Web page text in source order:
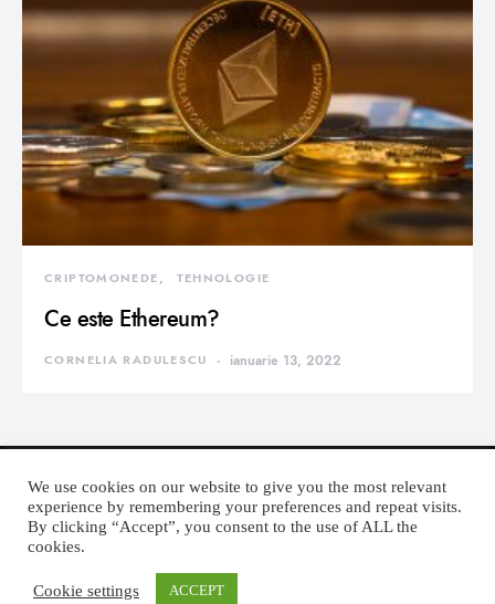
CRIPTOMONEDE TEHNOLOGIE
Ce este Ethereum?
CORNELIA RADULESCU ianuarie 13, 2022
DEVORATOR MONDEN
We use cookies on our website to give you the most relevant
experience by remembering your preferences and repeat visits.
By clicking “Accept”, you consent to the use of ALL the
cookies.
Cookie settings ACCEPT